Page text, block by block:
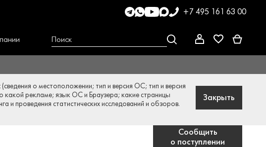
+7 495 161 63 00
о местоположении; тип и версия ОС; тип и версия
какой рекламе; язык ОС и Браузера; какие страницы
и проведения статистических исследований и обзоров.
Закрыть
Сообщить
о поступлении